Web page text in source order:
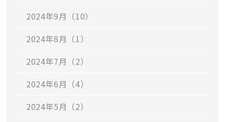
2024年9月（10）
2024年8月（1）
2024年7月（2）
2024年6月（4）
2024年5月（2）